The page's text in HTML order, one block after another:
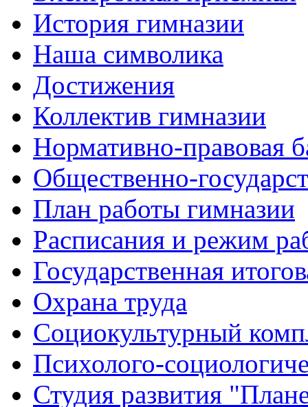
История гимназии
Наша символика
Достижения
Коллектив гимназии
Нормативно-правовая
Общественно-
План работы гимназии
Расписания и режим
Государственная
Охрана труда
Социокультурный
Психолого-
Студия развития